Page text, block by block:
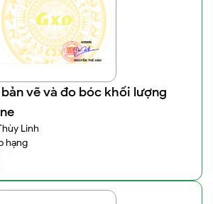
vẽ và đo bóc khối lượng
Linh
hạng